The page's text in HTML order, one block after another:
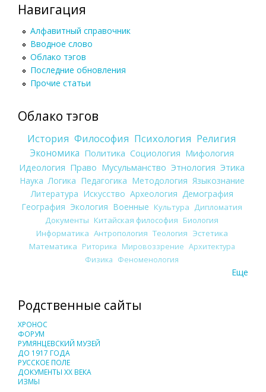
Навигация
Алфавитный справочник
Вводное слово
Облако тэгов
Последние обновления
Прочие статьи
Облако тэгов
История Философия Психология Религия
Экономика Политика Социология Мифология
Идеология Право Мусульманство Этнология Этика
Наука Логика Педагогика Методология Языкознание
Литература Искусство Археология Демография
География Экология Военные Культура
Дипломатия
Документы Китайская философия Биология
Информатика Антропология Теология Эстетика
Математика Риторика Мировоззрение Архитектура
Физика Феноменология
Еще
Родственные сайты
ХРОНОС
ФОРУМ
РУМЯНЦЕВСКИЙ МУЗЕЙ
ДО 1917 ГОДА
РУССКОЕ ПОЛЕ
ДОКУМЕНТЫ XX ВЕКА
ИЗМЫ